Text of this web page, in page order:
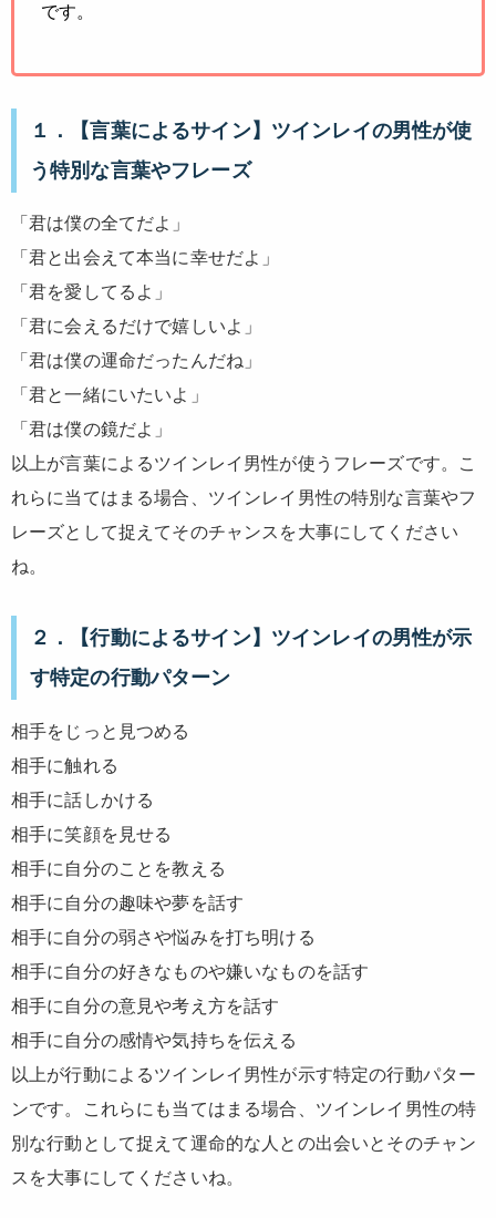
です。
１．【言葉によるサイン】ツインレイの男性が使
う特別な言葉やフレーズ
「君は僕の全てだよ」
「君と出会えて本当に幸せだよ」
「君を愛してるよ」
「君に会えるだけで嬉しいよ」
「君は僕の運命だったんだね」
「君と一緒にいたいよ」
「君は僕の鏡だよ」
以上が言葉によるツインレイ男性が使うフレーズです。こ
れらに当てはまる場合、ツインレイ男性の特別な言葉やフ
レーズとして捉えてそのチャンスを大事にしてください
ね。
２．【行動によるサイン】ツインレイの男性が示
す特定の行動パターン
相手をじっと見つめる
相手に触れる
相手に話しかける
相手に笑顔を見せる
相手に自分のことを教える
相手に自分の趣味や夢を話す
相手に自分の弱さや悩みを打ち明ける
相手に自分の好きなものや嫌いなものを話す
相手に自分の意見や考え方を話す
相手に自分の感情や気持ちを伝える
以上が行動によるツインレイ男性が示す特定の行動パター
ンです。これらにも当てはまる場合、ツインレイ男性の特
別な行動として捉えて運命的な人との出会いとそのチャン
スを大事にしてくださいね。